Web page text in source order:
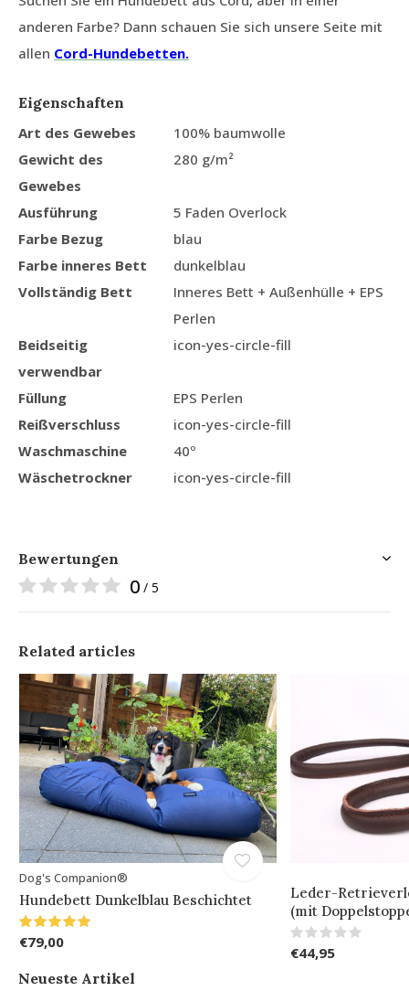
anderen Farbe? Dann schauen Sie sich unsere Seite mit
allen Cord-Hundebetten.
Eigenschaften
Art des Gewebes
100% baumwolle
Gewicht des
Gewebes
280 g/m²
Ausführung
5 Faden Overlock
Farbe Bezug
blau
Farbe inneres Bett
dunkelblau
Vollständig Bett
Inneres Bett + Außenhülle + EPS
Perlen
Beidseitig
verwendbar
icon-yes-circle-fill
Füllung
EPS Perlen
Reißverschluss
icon-yes-circle-fill
Waschmaschine
40º
Wäschetrockner
icon-yes-circle-fill
Bewertungen
0 / 5
Related articles
Dog's Companion®
Hundebett Dunkelblau Beschichtet
€79,00
Leder-
(mit
€44,95
Neueste Artikel